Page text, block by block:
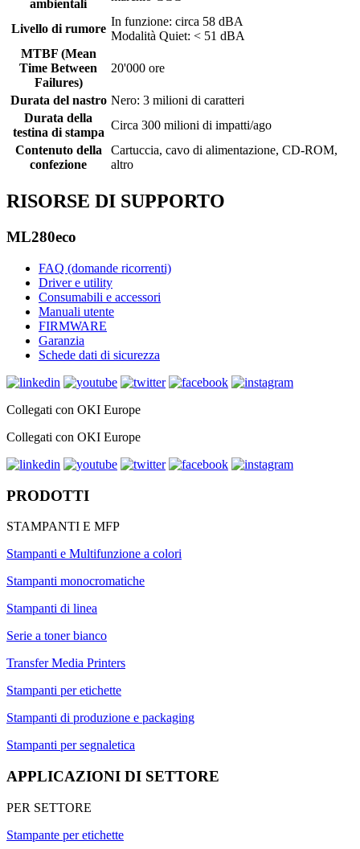
ambientali
Livello di rumore
In funzione: circa 58 dBA
Modalità Quiet: < 51 dBA
MTBF (Mean
Time Between
Failures)
20'000 ore
Durata del nastro Nero: 3 milioni di caratteri
Durata della
testina di stampa
Circa 300 milioni di impatti/ago
Contenuto della
confezione
Cartuccia, cavo di alimentazione, CD-ROM,
altro
RISORSE DI SUPPORTO
ML280eco
FAQ (domande ricorrenti)
Driver e utility
Consumabili e accessori
Manuali utente
FIRMWARE
Garanzia
Schede dati di sicurezza
Collegati con OKI Europe
Collegati con OKI Europe
PRODOTTI
STAMPANTI E MFP
Stampanti e Multifunzione a colori
Stampanti monocromatiche
Stampanti di linea
Serie a toner bianco
Transfer Media Printers
Stampanti per etichette
Stampanti di produzione e packaging
Stampanti per segnaletica
APPLICAZIONI DI SETTORE
PER SETTORE
Stampante per etichette